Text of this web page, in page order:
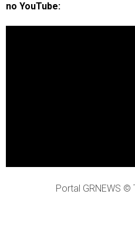
no YouTube:
Portal GRNEWS